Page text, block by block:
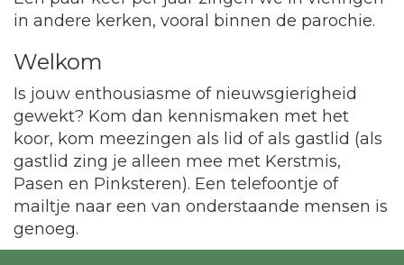
in andere kerken, vooral binnen de parochie.
Welkom
Is jouw enthousiasme of nieuwsgierigheid
gewekt? Kom dan kennismaken met het
koor, kom meezingen als lid of als gastlid (als
gastlid zing je alleen mee met Kerstmis,
Pasen en Pinksteren). Een telefoontje of
mailtje naar een van onderstaande mensen is
genoeg.